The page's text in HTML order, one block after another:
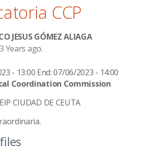
CCP
JESUS GÓMEZ ALIAGA
Years ago.
- 13:00 End: 07/06/2023 - 14:00
Coordination Commission
CIUDAD DE CEUTA